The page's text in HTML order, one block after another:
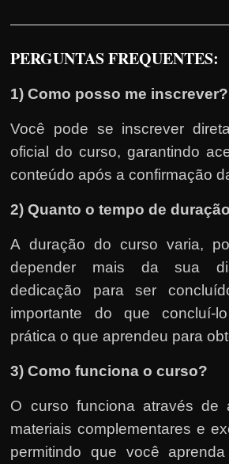
PERGUNTAS FREQUENTES:
1) Como posso me inscrever?
Você pode se inscrever
oficial do curso, garantindo
conteúdo após a confirmação
2) Quanto o tempo de
A duração do curso varia,
depender mais da sua
dedicação para ser
importante do que concluí-
prática o que aprendeu para
3) Como funciona o curso?
O curso funciona através de
materiais complementares e
permitindo que você